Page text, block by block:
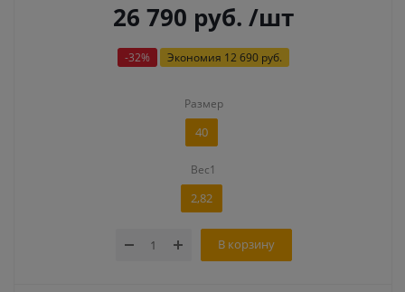
26 790 руб. /шт
-32% Экономия 12 690 руб.
Размер
40
Вес1
2,82
В корзину